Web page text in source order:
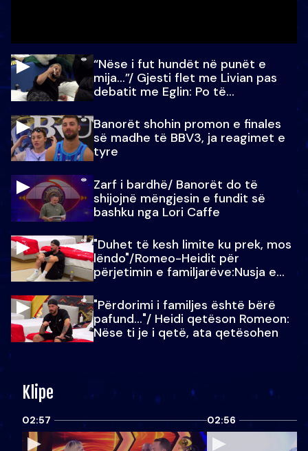
“Nëse i fut hundët në punët e
mija…”/ Gjesti flet me Livian pas
debatit me Eglin: Po të
Banorët shohin promon e finales
së madhe të BBV3, ja reagimet e
tyre
Zarf i bardhë/ Banorët do të
shijojnë mëngjesin e fundit së
bashku nga Lori Caffe
"Duhet të kesh limite ku prek, mos
lëndo"/Romeo-Heidit për
përjetimin e familjarëve:Nusja e
"Përdorimi i familjes është bërë
pafund…"/ Heidi qetëson Romeon:
Nëse ti je i qetë, ata qetësohen
Klipe
02:57 02:56